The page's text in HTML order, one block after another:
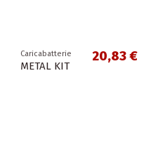
Caricabatterie
METAL KIT
20,83 €